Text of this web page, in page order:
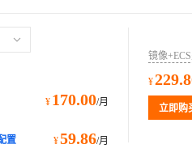
¥ 170.00/月
置 ¥59.86/月
镜像
¥
立即购